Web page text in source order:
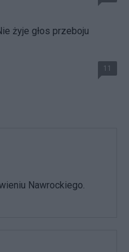
żyje głos przeboju
11
Nawrockiego.